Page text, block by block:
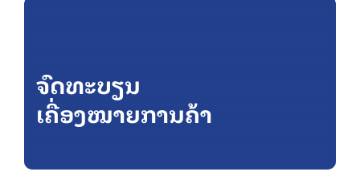
ຈົດທະບຽນ
ເຄື່ອງໝາຍການຄ້າ